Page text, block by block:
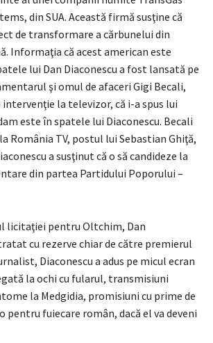
din SUA. Această firmă susţine că
de transformare a cărbunelui din
Informaţia că acest american este
lui Dan Diaconescu a fost lansată pe
şi omul de afaceri Gigi Becali,
la televizor, că i-a spus lui
este în spatele lui Diaconescu. Becali
România TV, postul lui Sebastian Ghiţă,
a susţinut că o să candideze la
din partea Partidului Poporului –
licitaţiei pentru Oltchim, Dan
cu rezerve chiar de către premierul
Diaconescu a adus pe micul ecran
la ochi cu fularul, transmisiuni
la Medgidia, promisiuni cu prime de
pentru fuiecare român, dacă el va deveni